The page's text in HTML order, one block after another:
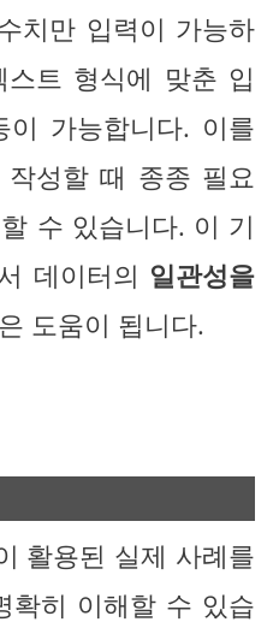
치만 입력이 가능하
트 형식에 맞춘 입
가능합니다. 이를
성할 때 종종 필요
수 있습니다. 이 기
데이터의 일관성을
도움이 됩니다.
활용된 실제 사례를
확히 이해할 수 있습